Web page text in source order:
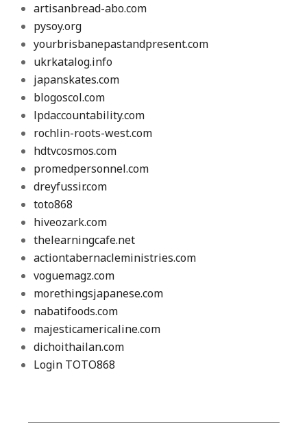
artisanbread-abo.com
pysoy.org
yourbrisbanepastandpresent.com
ukrkatalog.info
japanskates.com
blogoscol.com
lpdaccountability.com
rochlin-roots-west.com
hdtvcosmos.com
promedpersonnel.com
dreyfussir.com
toto868
hiveozark.com
thelearningcafe.net
actiontabernacleministries.com
voguemagz.com
morethingsjapanese.com
nabatifoods.com
majesticamericaline.com
dichoithailan.com
Login TOTO868